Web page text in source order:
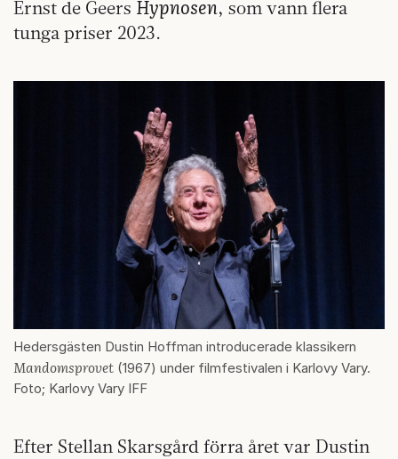
Ernst de Geers Hypnosen, som vann flera
tunga priser 2023.
Hedersgästen Dustin Hoffman introducerade klassikern
Mandomsprovet (1967) under filmfestivalen i Karlovy Vary.
Foto; Karlovy Vary IFF
Efter Stellan Skarsgård förra året var Dustin